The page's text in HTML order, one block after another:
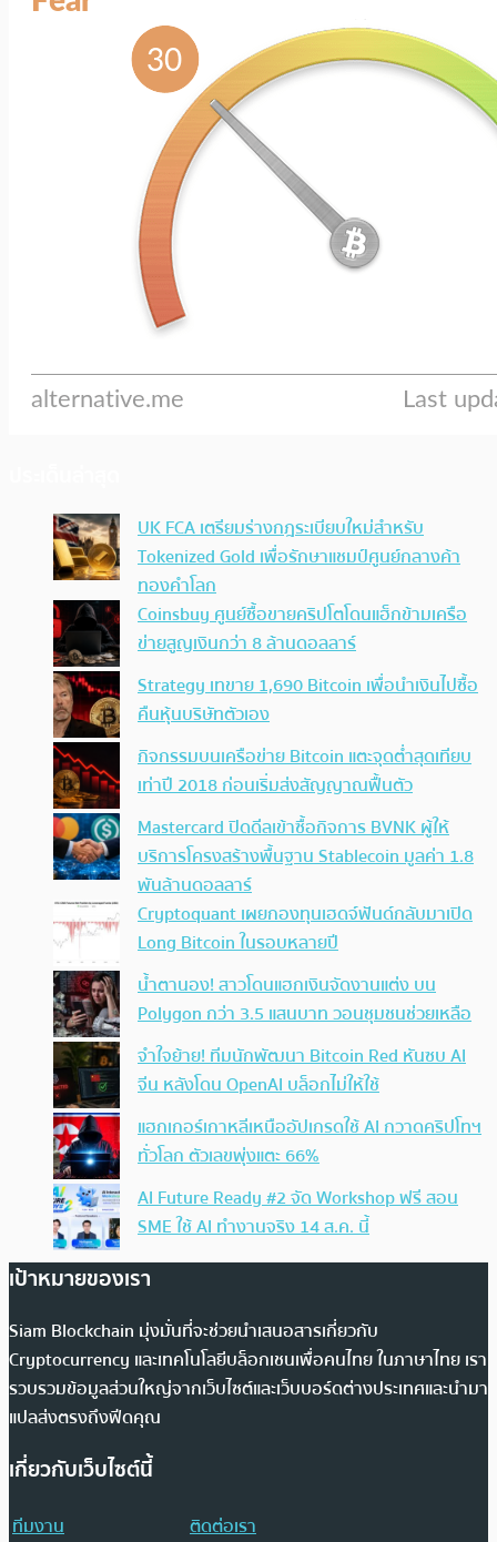
UK FCA เตรียมร่างกฎระเบียบใหม่สำหรับ
Tokenized Gold เพื่อรักษาแชมป์ศูนย์กลางค้า
ทองคำโลก
Coinsbuy ศูนย์ซื้อขายคริปโตโดนแฮ็กข้ามเครือ
ข่ายสูญเงินกว่า 8 ล้านดอลลาร์
Strategy เทขาย 1,690 Bitcoin เพื่อนำเงินไปซื้อ
คืนหุ้นบริษัทตัวเอง
กิจกรรมบนเครือข่าย Bitcoin แตะจุดต่ำสุดเทียบ
เท่าปี 2018 ก่อนเริ่มส่งสัญญาณฟื้นตัว
Mastercard ปิดดีลเข้าซื้อกิจการ BVNK ผู้ให้
บริการโครงสร้างพื้นฐาน Stablecoin มูลค่า 1.8
พันล้านดอลลาร์
Cryptoquant เผยกองทุนเฮดจ์ฟันด์กลับมาเปิด
Long Bitcoin ในรอบหลายปี
น้ำตานอง! สาวโดนแฮกเงินจัดงานแต่ง บน
Polygon กว่า 3.5 แสนบาท วอนชุมชนช่วยเหลือ
จำใจย้าย! ทีมนักพัฒนา Bitcoin Red หันซบ AI
จีน หลังโดน OpenAI บล็อกไม่ให้ใช้
แฮกเกอร์เกาหลีเหนืออัปเกรดใช้ AI กวาดคริปโทฯ
ทั่วโลก ตัวเลขพุ่งแตะ 66%
AI Future Ready #2 จัด Workshop ฟรี สอน
SME ใช้ AI ทำงานจริง 14 ส.ค. นี้
เป้าหมายของเรา
Siam Blockchain มุ่งมั่นที่จะช่วยนำเสนอสารเกี่ยวกับ
Cryptocurrency และเทคโนโลยีบล็อกเชนเพื่อคนไทย ในภาษาไทย เรา
รวบรวมข้อมูลส่วนใหญ่จากเว็บไซต์และเว็บบอร์ดต่างประเทศและนำมา
แปลส่งตรงถึงฟีดคุณ
เกี่ยวกับเว็บไซต์นี้
ทีมงาน
ติดต่อเรา